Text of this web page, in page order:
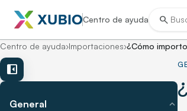
Centro de ayuda search
Centro de ayuda›Importaciones›¿Cómo
left_panel_close
General expand_more